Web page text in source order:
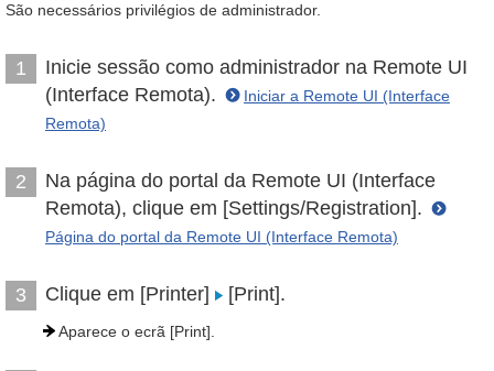
São necessários privilégios de administrador.
1
Inicie sessão como administrador na Remote UI
(Interface Remota).
Iniciar a Remote UI (Interface
Remota)
2
Na página do portal da Remote UI (Interface
Remota), clique em [Settings/Registration].
Página do portal da Remote UI (Interface Remota)
3 Clique em [Printer] [Print].
Aparece o ecrã [Print].